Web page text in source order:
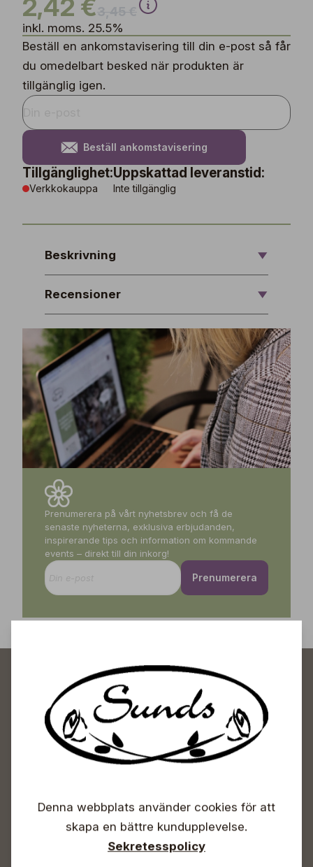
2,42 €
inkl. moms. 25.5%
Beställ en ankomstavisering till din e-post så får
du omedelbart besked när produkten är
tillgänglig igen.
Beställ ankomstavisering
Tillgänglighet:
Verkkokauppa
Uppskattad leveranstid:
Inte tillgänglig
Beskrivning
Recensioner
Prenumerera på vårt nyhetsbrev och få de
senaste nyheterna, exklusiva erbjudanden,
inspirerande tips och information om kommande
events – direkt till din inkorg!
Prenumerera
Sunds Trädgårdscenter
Vardagar 09-18
Lördagar 09-16
Söndagar Självbetjäning
Denna webbplats använder cookies för att
skapa en bättre kundupplevelse.
Sekretesspolicy